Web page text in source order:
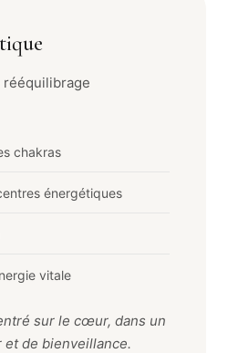
rééquilibrage
chakras
énergétiques
vitale
sur le cœur, dans un
et de bienveillance.